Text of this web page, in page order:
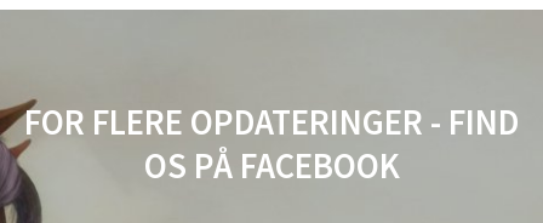
FOR FLERE OPDATERINGER - FIND
OS PÅ FACEBOOK